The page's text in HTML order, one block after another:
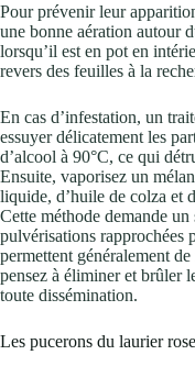
Pour prévenir leur
une bonne aération autour
lorsqu’il est en pot en
revers des feuilles à la
En cas d’infestation, un
essuyer délicatement les
d’alcool à 90°C, ce qui
Ensuite, vaporisez un
liquide, d’huile de colza et
Cette méthode demande
pulvérisations rapprochées
permettent généralement
pensez à éliminer et brûler
toute dissémination.
Les pucerons du laurier